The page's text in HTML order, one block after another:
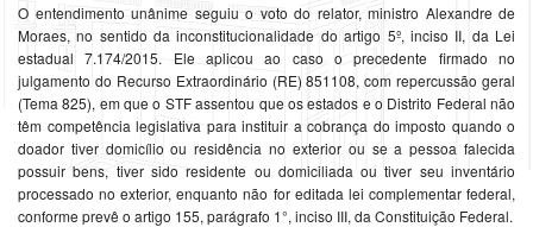
O entendimento unânime seguiu o voto do relator, ministro Alexandre de
Moraes, no sentido da inconstitucionalidade do artigo 5º, inciso II, da Lei
estadual 7.174/2015. Ele aplicou ao caso o precedente firmado no
julgamento do Recurso Extraordinário (RE) 851108, com repercussão geral
(Tema 825), em que o STF assentou que os estados e o Distrito Federal não
têm competência legislativa para instituir a cobrança do imposto quando o
doador tiver domicílio ou residência no exterior ou se a pessoa falecida
possuir bens, tiver sido residente ou domiciliada ou tiver seu inventário
processado no exterior, enquanto não for editada lei complementar federal,
conforme prevê o artigo 155, parágrafo 1°, inciso III, da Constituição Federal.